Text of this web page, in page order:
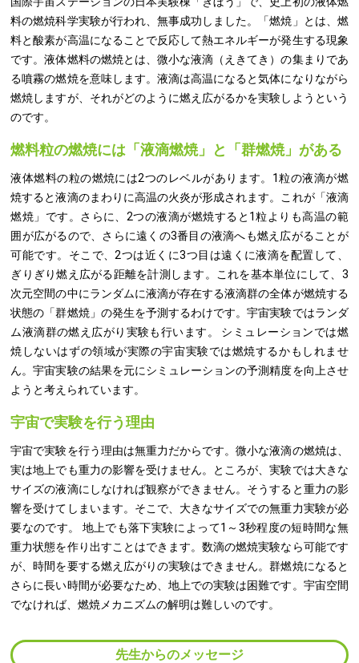
料の燃焼科学実験が行われ、無事成功しました。「燃焼」とは、燃
料と酸素が高温になることで反応して熱エネルギーが発生する現象
です。液体燃料の燃焼とは、微小な液滴（えきてき）の集まりであ
る噴霧の燃焼を意味します。液滴は高温になると気体になりながら
燃焼しますが、それがどのように燃え広がるかを実験しようという
のです。
燃料粒の燃焼には「液滴燃焼」と「群燃焼」がある
液体燃料の粒の燃焼には2つのレベルがあります。1粒の液滴が燃
焼すると液滴のまわりに高温の火炎が形成されます。これが「液滴
燃焼」です。さらに、2つの液滴が燃焼すると1粒よりも高温の範
囲が広がるので、さらに遠くの3番目の液滴へも燃え広がることが
可能です。そこで、2つは近くに3つ目は遠くに液滴を配置して、
ぎりぎり燃え広がる距離を計測します。これを基本単位にして、3
次元空間の中にランダムに液滴が存在する液滴群の全体が燃焼する
状態の「群燃焼」の発生を予測するわけです。宇宙実験ではランダ
ム液滴群の燃え広がり実験も行います。 シミュレーションでは燃
焼しないはずの領域が実際の宇宙実験では燃焼するかもしれませ
ん。宇宙実験の結果を元にシミュレーションの予測精度を向上させ
ようと考えられています。
宇宙で実験を行う理由
宇宙で実験を行う理由は無重力だからです。微小な液滴の燃焼は、
実は地上でも重力の影響を受けません。ところが、実験では大きな
サイズの液滴にしなければ観察ができません。そうすると重力の影
響を受けてしまいます。そこで、大きなサイズでの無重力実験が必
要なのです。 地上でも落下実験によって1～3秒程度の短時間な無
重力状態を作り出すことはできます。数滴の燃焼実験なら可能です
が、時間を要する燃え広がりの実験はできません。群燃焼になると
さらに長い時間が必要なため、地上での実験は困難です。宇宙空間
でなければ、燃焼メカニズムの解明は難しいのです。
先生からのメッセージ